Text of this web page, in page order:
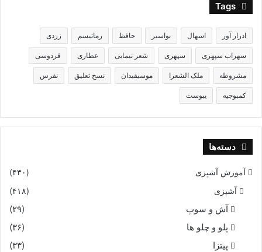
Tags
ادرار آور اسهال بواسیر حافظ رماتیسم زردی
سهراب سپهری سپهری شعر نیمایی عطاری فردوسی
مشروطه ملک الشعرا موسیقیدان نسخ تعلیق نقرس
کمبوجیه یبوست
دسته‌ها
آموزش آشپزی (۴۳۰)
آشپزی (۴۱۸)
آش و سوپ
(۲۹)
پلو و چلو ها
(۳۶)
پیتزا
(۳۳)